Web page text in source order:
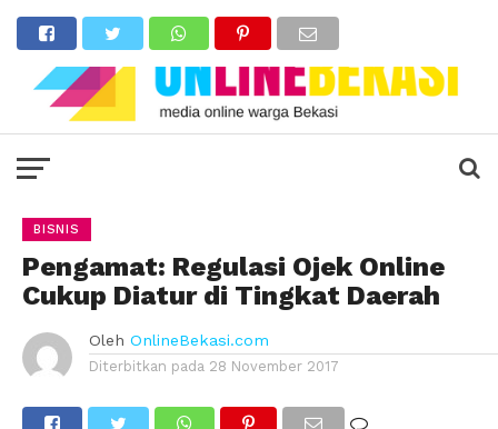
BISNIS
Pengamat: Regulasi Ojek Online
Cukup Diatur di Tingkat Daerah
Oleh OnlineBekasi.com
Diterbitkan pada 28 November 2017